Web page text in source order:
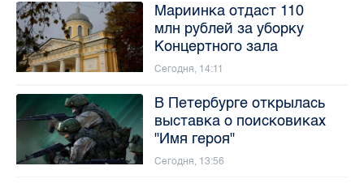
Мариинка отдаст 110
млн рублей за уборку
Концертного зала
Сегодня, 14:11
В Петербурге открылась
выставка о поисковиках
"Имя героя"
Сегодня, 13:56